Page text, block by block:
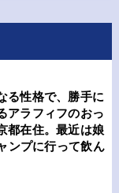
る性格で、勝手に
アラフィフのおっ
都在住。最近は娘
ンプに行って飲ん